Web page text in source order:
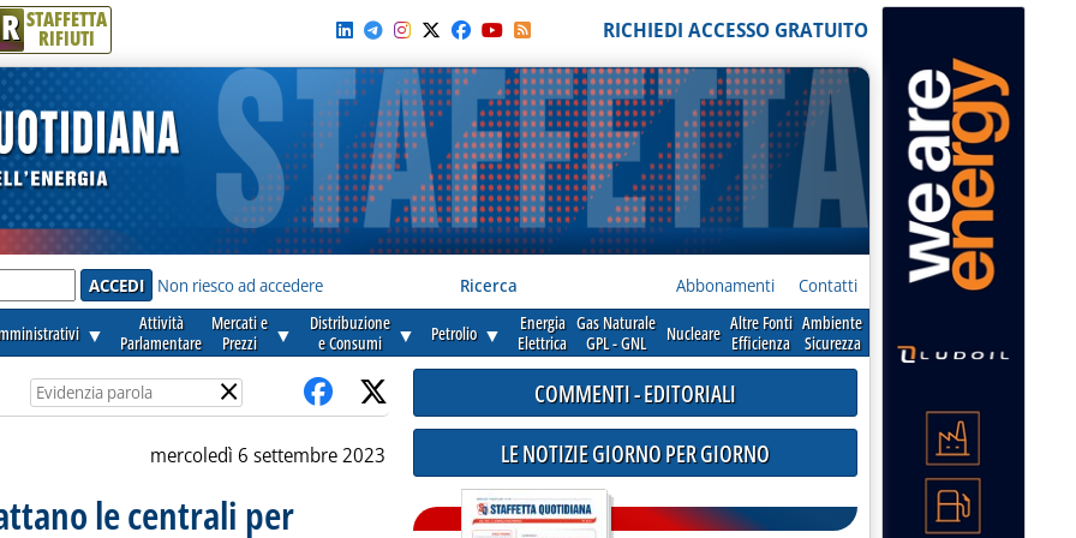
R STAFFETTA
RIFIUTI RICHIEDI ACCESSO GRATUITO
Non riesco ad accedere Ricerca Abbonamenti Contatti
▼
Attività
Parlamentare
Mercati e
Prezzi
▼
Distribuzione
e Consumi
▼ Petrolio ▼
Energia
Elettrica
Gas Naturale
GPL - GNL
Nucleare Altre Fonti
Efficienza
Ambiente
Sicurezza
×
mercoledì 6 settembre 2023
le centrali per
COMMENTI - EDITORIALI
LE NOTIZIE GIORNO PER GIORNO